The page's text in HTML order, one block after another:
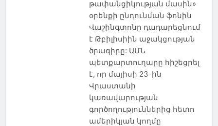
թափանցիկության մասին»
օրենքի ընդունման ֆոնին
Վաշինգտոնը դադարեցնում
է Թբիլիսիին աջակցության
ծրագիրը: ԱՄՆ
պետքարտուղարը հիշեցրել
է, որ մայիսի 23-ին
Վրաստանի
կառավարության
գործողություններից հետո
ամերիկյան կողմը